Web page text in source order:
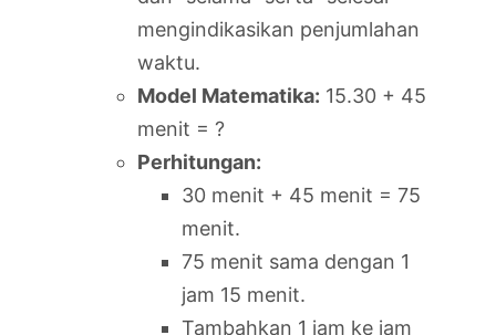
mengindikasikan penjumlahan
waktu.
Model Matematika: 15.30 + 45
menit = ?
Perhitungan:
30 menit + 45 menit = 75
menit.
75 menit sama dengan 1
jam 15 menit.
Tambahkan 1 jam ke jam